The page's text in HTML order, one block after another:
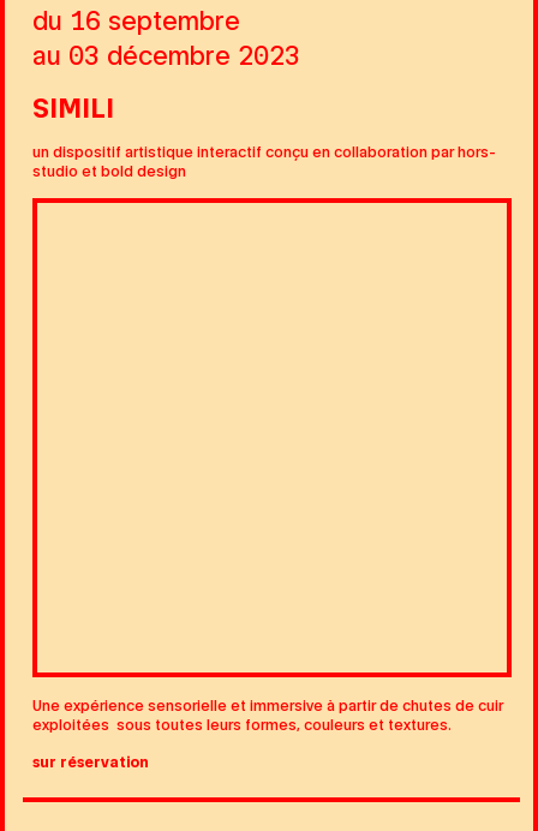
du 16 septembre
au 03 décembre 2023
SIMILI
un dispositif artistique interactif conçu en collaboration par hors-
studio et bold design
Une expérience sensorielle et immersive à partir de chutes de cuir
exploitées sous toutes leurs formes, couleurs et textures.
sur réservation